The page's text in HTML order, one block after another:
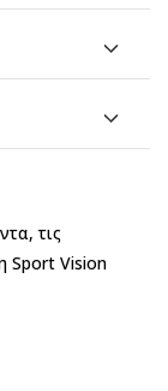
τις
Sport Vision